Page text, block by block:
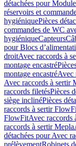
détachées pour
réservoirs et
hygiéniquePièces
commandes de WC
hygiéniqueCapteurs
pour Blocs
droitAvec raccords à
montage encastré
montage encastréAvec
Avec raccords à sertir
raccords filetésPièces
siège inclinéPièces
raccords à sertir
FlowFitAvec raccords
raccords à sertir Mepla
détachées pour Avec
prélèvementRobinets